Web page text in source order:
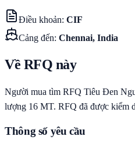
Điều khoản: CIF
Cảng đến: Chennai, India
Về RFQ này
Người mua tìm RFQ Tiêu Đen
lượng 16 MT. RFQ đã được kiểm
Thông số yêu cầu